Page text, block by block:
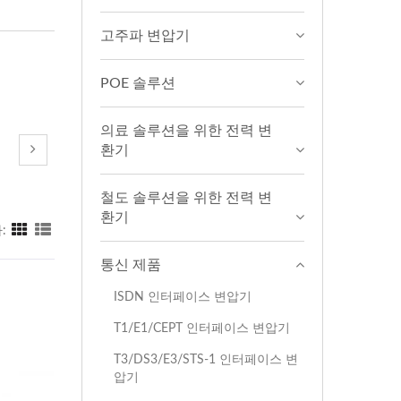
:
고주파 변압기
POE 솔루션
의료 솔루션을 위한 전력 변
환기
철도 솔루션을 위한 전력 변
환기
통신 제품
ISDN 인터페이스 변압기
T1/E1/CEPT 인터페이스 변압기
T3/DS3/E3/STS-1 인터페이스 변
압기